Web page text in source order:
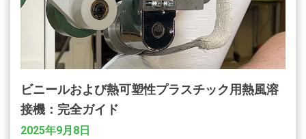
ビニールおよび熱可塑性プラスチック用熱風溶
接機：完全ガイド
2025年9月8日